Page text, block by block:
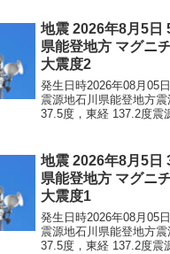
地震 2026年8月5日
県能登地方 マグニ
大震度2
発生日時2026年08月05
震源地石川県能登地方
37.5度，東経 137.2度震
りません。震度2石川県
地震 2026年8月5日
県能登地方 マグニ
大震度1
発生日時2026年08月05
震源地石川県能登地方
37.5度，東経 137.2度震